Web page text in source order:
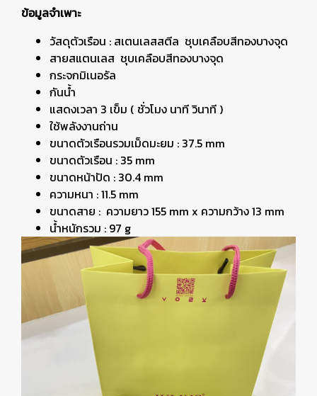
ข้อมูลจำเพาะ
วัสดุตัวเรือน : สเตนเลสสตีล ชุบเคลือบสีทองบางจุด
สายสแตนเลส ชุบเคลือบสีทองบางจุด
กระจกมิเนอรัล
กันน้ำ
แสดงเวลา 3 เข็ม ( ชั่วโมง นาที วินาที )
ใช้พลังงานถ่าน
ขนาดตัวเรือนรวมเม็ดมะยม : 37.5 mm
ขนาดตัวเรือน : 35 mm
ขนาดหน้าปัด : 30.4 mm
ความหนา : 11.5 mm
ขนาดสาย : ความยาว 155 mm x ความกว้าง 13 mm
น้ำหนักรวม : 97 g